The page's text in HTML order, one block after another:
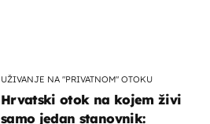
UŽIVANJE NA "PRIVATNOM" OTOKU
Hrvatski otok na kojem živi
samo jedan stanovnik: